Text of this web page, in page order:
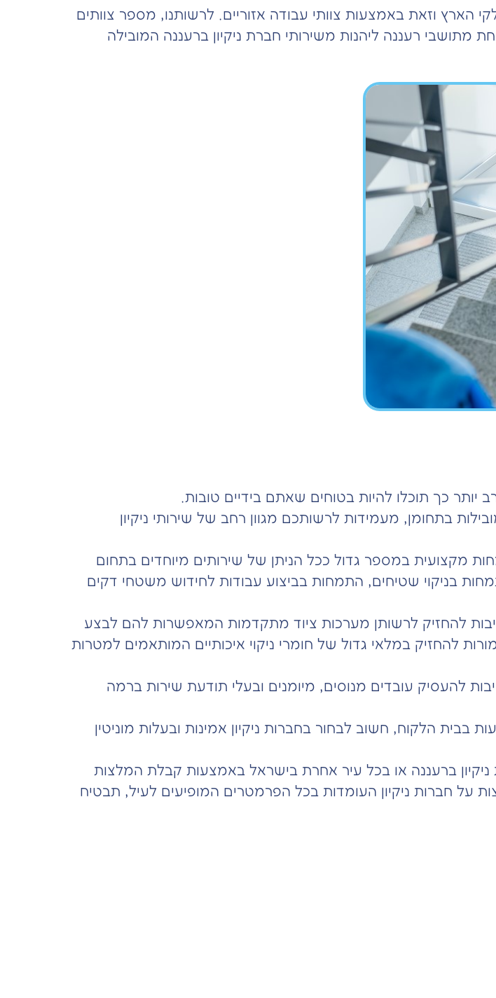
הארץ וזאת באמצעות צוותי עבודה אזוריים. לרשותנו, מספר צוותים
רעננה ליהנות משירותי חברת ניקיון ברעננה המובילה
יותר כך תוכלו להיות בטוחים שאתם בידיים טובות.
בתחומן, מעמידות לרשותכם מגוון רחב של שירותי ניקיון
מקצועית במספר גדול ככל הניתן של שירותים מיוחדים בתחום
בניקוי שטיחים, התמחות בביצוע עבודות לחידוש משטחי דקים
חייבות להחזיק לרשותן מערכות ציוד מתקדמות המאפשרות להם לבצע
להחזיק במלאי גדול של חומרי ניקוי איכותיים המותאמים למטרות
להעסיק עובדים מנוסים, מיומנים ובעלי תודעת שירות ברמה
בבית הלקוח, חשוב לבחור בחברות ניקיון אמינות ובעלות מוניטין
ניקיון ברעננה או בכל עיר אחרת בישראל באמצעות קבלת המלצות
על חברות ניקיון העומדות בכל הפרמטרים המופיעים לעיל, תבטיח